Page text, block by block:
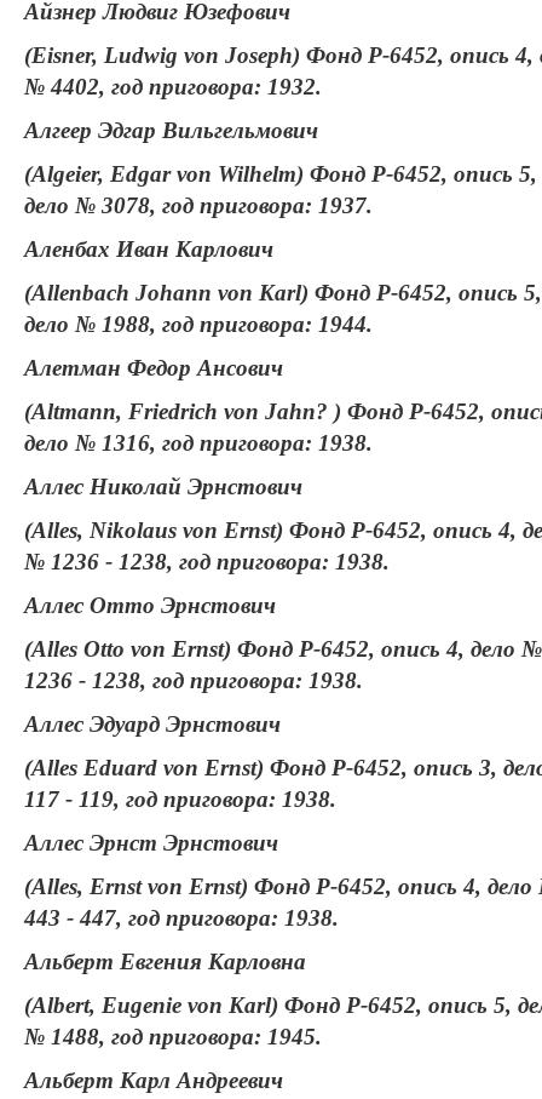
Айзнер Людвиг Юзефович
(Eisner, Ludwig von Joseph) Фонд Р-6452, опись 4,
№ 4402, год приговора: 1932.
Алгеер Эдгар Вильгельмович
(Algeier, Edgar von Wilhelm) Фонд Р-6452, опись 5,
дело № 3078, год приговора: 1937.
Аленбах Иван Карлович
(Allenbach Johann von Karl) Фонд Р-6452, опись 5,
дело № 1988, год приговора: 1944.
Алетман Федор Ансович
(Altmann, Friedrich von Jahn? ) Фонд Р-6452,
дело № 1316, год приговора: 1938.
Аллес Николай Эрнстович
(Alles, Nikolaus von Ernst) Фонд Р-6452, опись 4,
№ 1236 - 1238, год приговора: 1938.
Аллес Отто Эрнстович
(Alles Otto von Ernst) Фонд Р-6452, опись 4, дело №
1236 - 1238, год приговора: 1938.
Аллес Эдуард Эрнстович
(Alles Eduard von Ernst) Фонд Р-6452, опись 3,
117 - 119, год приговора: 1938.
Аллес Эрнст Эрнстович
(Alles, Ernst von Ernst) Фонд Р-6452, опись 4,
443 - 447, год приговора: 1938.
Альберт Евгения Карловна
(Albert, Eugenie von Karl) Фонд Р-6452, опись 5,
№ 1488, год приговора: 1945.
Альберт Карл Андреевич